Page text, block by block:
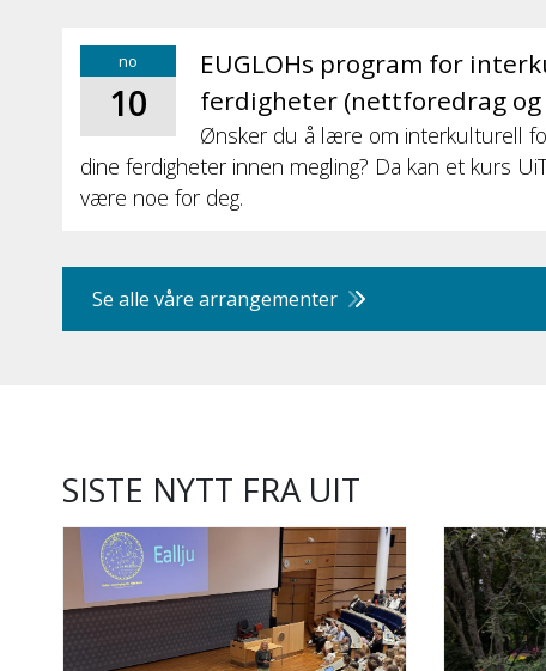
no
10
EUGLOHs program for
ferdigheter (nettforedrag og
Ønsker du å lære om interkulturell
dine ferdigheter innen megling? Da kan et kurs
være noe for deg.
Se alle våre arrangementer
SISTE NYTT FRA UIT